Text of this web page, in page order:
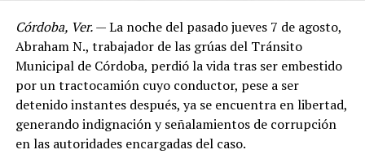
Córdoba, Ver.— La noche del pasado jueves 7 de agosto,
Abraham N., trabajador de las grúas del Tránsito
Municipal de Córdoba, perdió la vida tras ser embestido
por un tractocamión cuyo conductor, pese a ser
detenido instantes después, ya se encuentra en libertad,
generando indignación y señalamientos de corrupción
en las autoridades encargadas del caso.